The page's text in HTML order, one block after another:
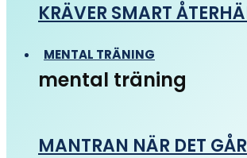
KRÄVER SMART
MENTAL TRÄNING
mental träning
MANTRAN NÄR DET